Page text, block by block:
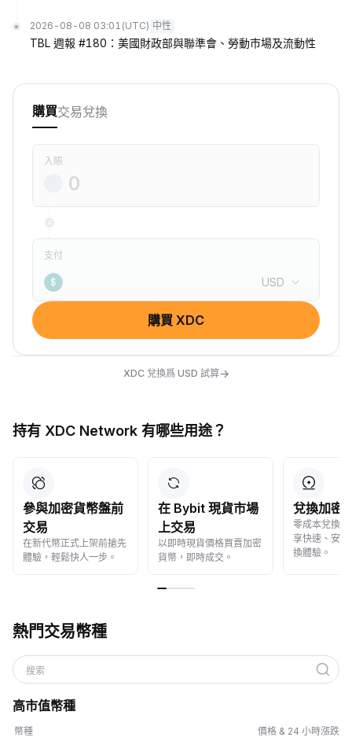
2026-08-08 03:01 (UTC) 中性
TBL 週報 #180：美國財政部與聯準會、勞動市場及流動性
購買交易兌換
入賬
支付
$ USD
購買 XDC
XDC 兌換爲 USD 試算→
持有 XDC Network 有哪些用途？
參與加密貨幣盤前
交易
在新代幣正式上架前搶先
體驗，輕鬆快人一步。
在 Bybit 現貨市場
上交易
以即時現貨價格買賣加密
貨幣，即時成交。
兌換加密
零成本兌換
享快速、安
換體驗。
熱門交易幣種
搜索
高市值幣種
幣種 價格 & 24 小時漲跌